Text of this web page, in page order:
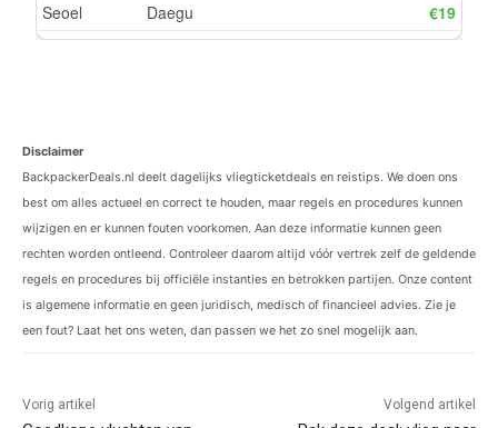
Disclaimer
BackpackerDeals.nl deelt dagelijks vliegticketdeals en reistips. We doen ons
best om alles actueel en correct te houden, maar regels en procedures kunnen
wijzigen en er kunnen fouten voorkomen. Aan deze informatie kunnen geen
rechten worden ontleend. Controleer daarom altijd vóór vertrek zelf de geldende
regels en procedures bij officiële instanties en betrokken partijen. Onze content
is algemene informatie en geen juridisch, medisch of financieel advies. Zie je
een fout? Laat het ons weten, dan passen we het zo snel mogelijk aan.
Vorig artikel Volgend artikel